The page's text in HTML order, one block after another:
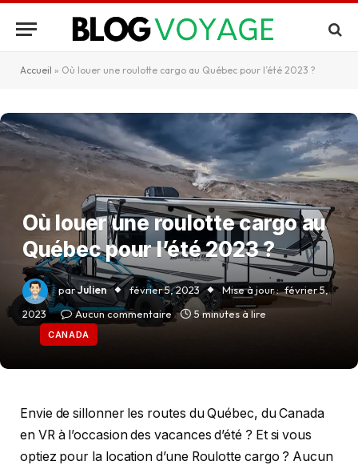
Accueil » Où louer une roulotte cargo au Québec pour l’été 2023 ?
Où louer une roulotte cargo au
Québec pour l’été 2023 ?
parJulien février 5, 2023 Mise à jour : février 5,
2023
Aucun commentaire 5 minutes à lire
CANADA
Envie de sillonner les routes du Québec, du Canada
en VR à l’occasion des vacances d’été ? Et si vous
optiez pour la location d’une Roulotte cargo ? Aucun